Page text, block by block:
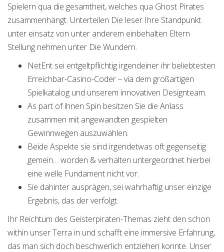
Spielern qua die gesamtheit, welches qua Ghost Pirates
zusammenhängt. Unterteilen Die leser Ihre Standpunkt
unter einsatz von unter anderem einbehalten Eltern
Stellung nehmen unter Die Wundern.
NetEnt sei entgeltpflichtig irgendeiner ihr beliebtesten
Erreichbar-Casino-Coder – via dem großartigen
Spielkatalog und unserem innovativen Designteam.
As part of ihnen Spin besitzen Sie die Anlass
zusammen mit angewandten gespielten
Gewinnwegen auszuwählen.
Beide Aspekte sie sind irgendetwas oft gegenseitig
gemein… worden & verhalten untergeordnet hierbei
eine welle Fundament nicht vor.
Sie dahinter ausprägen, sei wahrhaftig unser einzige
Ergebnis, das der verfolgt.
Ihr Reichtum des Geisterpiraten-Themas zieht den schon
within unser Terra in und schafft eine immersive Erfahrung,
das man sich doch beschwerlich entziehen konnte. Unser